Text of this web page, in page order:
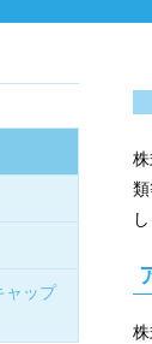
ャップ